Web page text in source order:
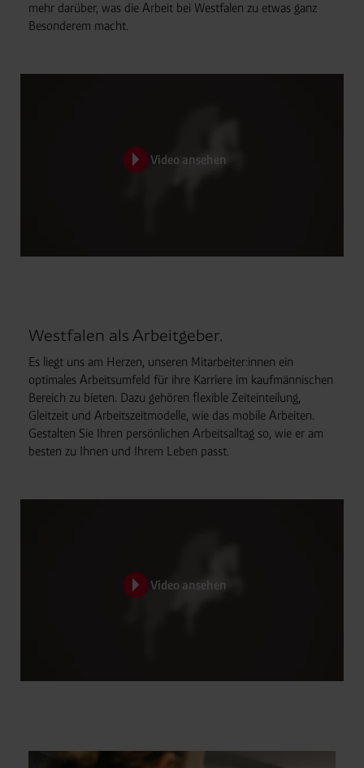
Video ansehen
mehr darüber, was die Arbeit bei Westfalen zu etwas ganz
Besonderem macht.
Video ansehen
Westfalen als Arbeitgeber.
Es liegt uns am Herzen, unseren Mitarbeiter:innen ein
optimales Arbeitsumfeld für ihre Karriere im kaufmännischen
Bereich zu bieten. Dazu gehören flexible Zeiteinteilung,
Gleitzeit und Arbeitszeitmodelle, wie das mobile Arbeiten.
Gestalten Sie Ihren persönlichen Arbeitsalltag so, wie er am
besten zu Ihnen und Ihrem Leben passt.